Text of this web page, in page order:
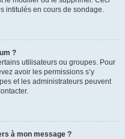
intitulés en cours de sondage.
?
utilisateurs ou groupes. Pour
avoir les permissions s’y
et les administrateurs peuvent
à mon message ?